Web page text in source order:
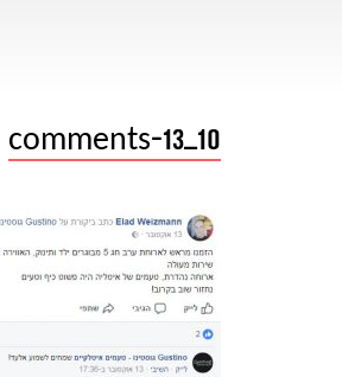
comments-13_10